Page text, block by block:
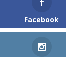
Facebook